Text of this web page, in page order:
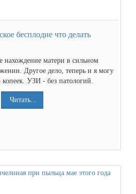
бесплодие что делать
матери в сильном
Другое дело, теперь и я могу
копеек. УЗИ - без патологий.
Читать...